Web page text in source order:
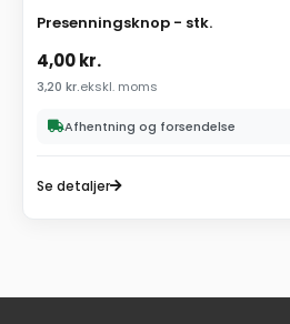
Presenningsknop - stk.
4,00kr.
3,20 kr.ekskl. moms
Afhentning og forsendelse
Se detaljer